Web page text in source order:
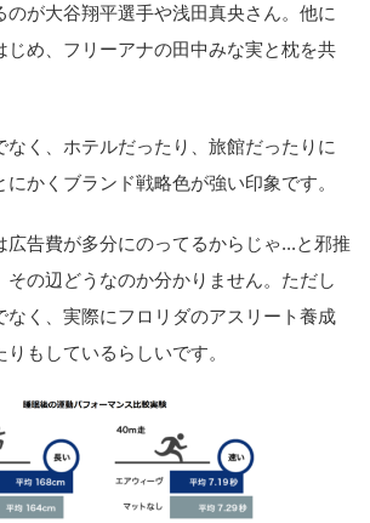
のが大谷翔平選手や浅田真央さん。他に
じめ、フリーアナの田中みな実と枕を共
なく、ホテルだったり、旅館だったりに
にかくブランド戦略色が強い印象です。
広告費が多分にのってるからじゃ...と邪推
その辺どうなのか分かりません。ただし
なく、実際にフロリダのアスリート養成
もしているらしいです。